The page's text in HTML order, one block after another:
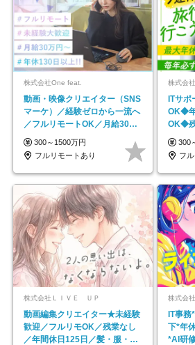
株式会社One feat.
動画・映像クリエイター（SNS
マーケ）／経験ゼロから一流へ
／フルリモートOK／月給30万
円～／年休130日以上
300～1500万円
フルリモートあり
ITサ
OK◆
OK◆
◆5年
300
フ
株式会社ＬＩＶＥ ＵＰ
動画編集クリエイター★未経験
歓迎／フルリモOK／残業なし
／年間休日125日／髪・服・ネ
株式会
IT事務
下*年
*AI研